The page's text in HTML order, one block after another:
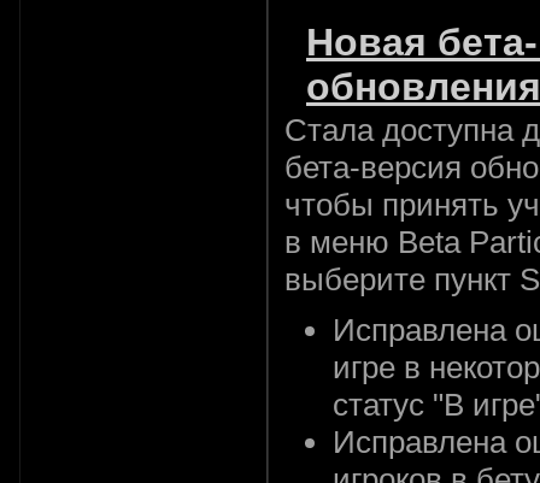
Новая
Стала доступна
бета-версия
чтобы принять
в меню Beta
выберите пункт
Исправлена
игре в
статус "В
Исправлена